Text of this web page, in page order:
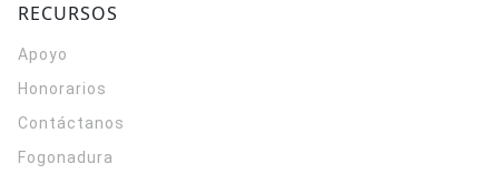
RECURSOS
Apoyo
Honorarios
Contáctanos
Fogonadura